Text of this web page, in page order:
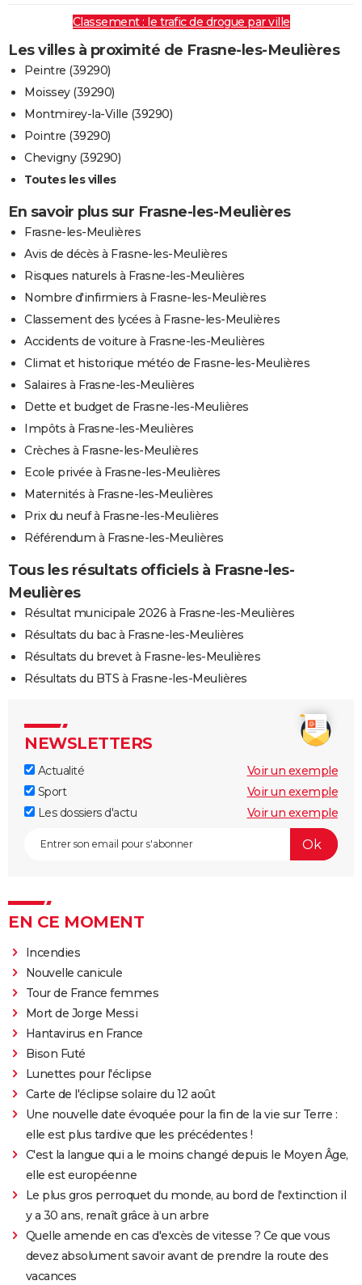
Classement : le trafic de drogue par ville
Les villes à proximité de Frasne-les-Meulières
Peintre (39290)
Moissey (39290)
Montmirey-la-Ville (39290)
Pointre (39290)
Chevigny (39290)
Toutes les villes
En savoir plus sur Frasne-les-Meulières
Frasne-les-Meulières
Avis de décès à Frasne-les-Meulières
Risques naturels à Frasne-les-Meulières
Nombre d'infirmiers à Frasne-les-Meulières
Classement des lycées à Frasne-les-Meulières
Accidents de voiture à Frasne-les-Meulières
Climat et historique météo de Frasne-les-Meulières
Salaires à Frasne-les-Meulières
Dette et budget de Frasne-les-Meulières
Impôts à Frasne-les-Meulières
Crèches à Frasne-les-Meulières
Ecole privée à Frasne-les-Meulières
Maternités à Frasne-les-Meulières
Prix du neuf à Frasne-les-Meulières
Référendum à Frasne-les-Meulières
Tous les résultats officiels à Frasne-les-
Meulières
Résultat municipale 2026 à Frasne-les-Meulières
Résultats du bac à Frasne-les-Meulières
Résultats du brevet à Frasne-les-Meulières
Résultats du BTS à Frasne-les-Meulières
NEWSLETTERS
Actualité
Voir un exemple
Sport
Voir un exemple
Les dossiers d'actu
Voir un exemple
EN CE MOMENT
Incendies
Nouvelle canicule
Tour de France femmes
Mort de Jorge Messi
Hantavirus en France
Bison Futé
Lunettes pour l'éclipse
Carte de l'éclipse solaire du 12 août
Une nouvelle date évoquée pour la fin de la vie sur Terre :
elle est plus tardive que les précédentes !
C'est la langue qui a le moins changé depuis le Moyen Âge,
elle est européenne
Le plus gros perroquet du monde, au bord de l'extinction il
y a 30 ans, renaît grâce à un arbre
Quelle amende en cas d'excès de vitesse ? Ce que vous
devez absolument savoir avant de prendre la route des
vacances